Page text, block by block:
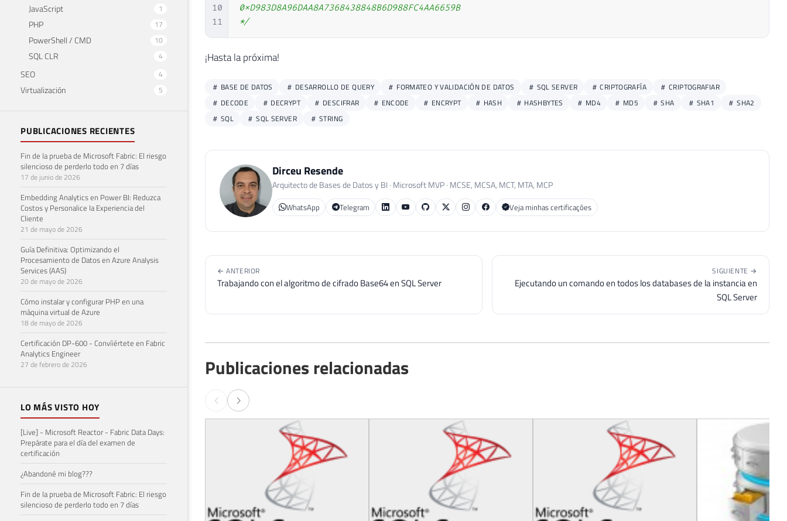
JavaScript 1
PHP 17
PowerShell / CMD 10
SQL CLR 4
SEO 4
Virtualización 5
PUBLICACIONES RECIENTES
Fin de la prueba de Microsoft Fabric: El riesgo
silencioso de perderlo todo en 7 días
17 de junio de 2026
Embedding Analytics en Power BI: Reduzca
Costos y Personalice la Experiencia del
Cliente
21 de mayo de 2026
Guía Definitiva: Optimizando el
Procesamiento de Datos en Azure Analysis
Services (AAS)
20 de mayo de 2026
Cómo instalar y configurar PHP en una
máquina virtual de Azure
18 de mayo de 2026
Certificación DP-600 - Convíiértete en Fabric
Analytics Engineer
27 de febrero de 2026
LO MÁS VISTO HOY
[Live] - Microsoft Reactor - Fabric Data Days:
Prepárate para el día del examen de
certificación
¿Abandoné mi blog???
Fin de la prueba de Microsoft Fabric: El riesgo
silencioso de perderlo todo en 7 días
10
11
0xD983D8A96DAA8A7368438848B6D988FC4AA6659B
*/
¡Hasta la próxima!
BASE DE DATOS DESARROLLO DE QUERY FORMATEO Y VALIDACIÓN DE DATOS SQL SERVER CRIPTOGRAFÍA
CRIPTOGRAFIAR
DECODE
DECRYPT DESCIFRAR ENCODE ENCRYPT HASH HASHBYTES MD4 MD5 SHA SHA1
SHA2
SQL
SQL SERVER STRING
Dirceu Resende
Arquitecto de Bases de Datos y BI · Microsoft MVP · MCSE, MCSA, MCT, MTA, MCP
WhatsApp Telegram Veja minhas certificações
← ANTERIOR
Trabajando con el algoritmo de cifrado Base64 en SQL Server
SIGUIENTE →
Ejecutando un comando en todos los databases de la instancia en
SQL Server
Publicaciones relacionadas